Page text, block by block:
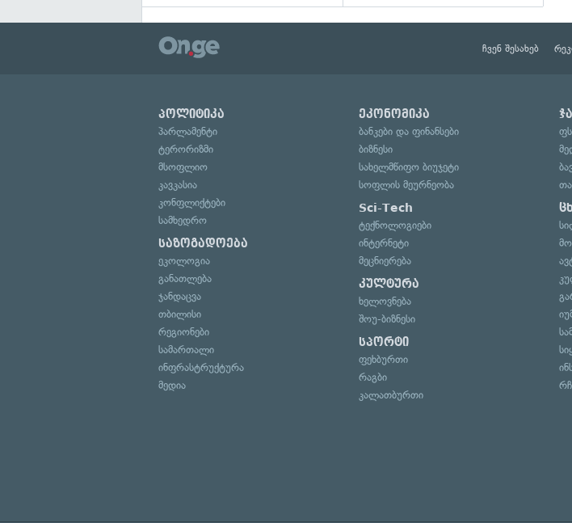
ჩვენ შესახებ
პოლიტიკა
პარლამენტი
ტერორიზმი
მსოფლიო
კავკასია
კონფლიქტები
სამხედრო
საზოგადოება
ეკოლოგია
განათლება
ჯანდაცვა
თბილისი
რეგიონები
სამართალი
ინფრასტრუქტურა
მედია
ეკონომიკა
ბანკები და ფინანსები
ბიზნესი
სახელმწიფო ბიუჯეტი
სოფლის მეურნეობა
Sci-Tech
ტექნოლოგიები
ინტერნეტი
მეცნიერება
კულტურა
ხელოვნება
შოუ-ბიზნესი
სპორტი
ფეხბურთი
რაგბი
კალათბურთი